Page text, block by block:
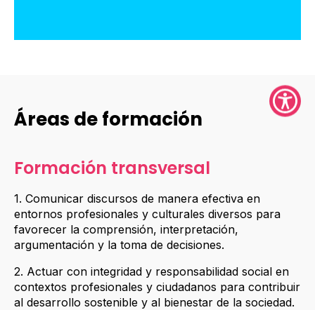
Áreas de formación
Formación transversal
1. Comunicar discursos de manera efectiva en
entornos profesionales y culturales diversos para
favorecer la comprensión, interpretación,
argumentación y la toma de decisiones.
2. Actuar con integridad y responsabilidad social en
contextos profesionales y ciudadanos para contribuir
al desarrollo sostenible y al bienestar de la sociedad.